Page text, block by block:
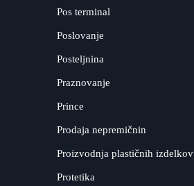
Pos terminal
Poslovanje
Posteljnina
Praznovanje
Prince
Prodaja nepremičnin
Proizvodnja plastičnih izdelkov
Protetika